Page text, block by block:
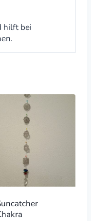
hilft bei